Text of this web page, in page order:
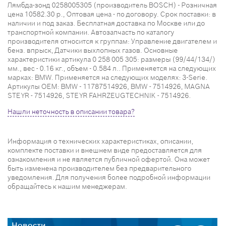
Лямбда-зонд 0258005305 (производитель BOSCH) - Розничная
цена 10582.30 р., Оптовая цена - по договору. Срок поставки: в
наличии и под заказ. Бесплатная доставка по Москве или до
транспортной компании. Автозапчасть по каталогу
производителя относится к группам: Управление двигателем и
бенз. впрыск, Датчики выхлопных газов. Основные
характеристики артикула 0 258 005 305: размеры (99/44/134/)
мм., вес - 0.16 кг., объем - 0.584 л.. Применяется на следующих
марках: BMW. Применяется на следующих моделях: 3-Serie.
Артикулы OEM: BMW - 11787514926, BMW - 7514926, MAGNA
STEYR - 7514926, STEYR FAHRZEUGTECHNIK - 7514926.
Нашли неточность в описании товара?
Информация о технических характеристиках, описании,
комплекте поставки и внешнем виде предоставляется для
ознакомления и не является публичной офертой. Она может
быть изменена производителем без предварительного
уведомления. Для получения более подробной информации
обращайтесь к нашим менеджерам.